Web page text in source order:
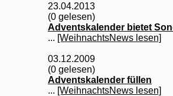
23.04.2013
(0 gelesen)
Adventskalender bietet
... [WeihnachtsNews lesen]
03.12.2009
(0 gelesen)
Adventskalender füllen
... [WeihnachtsNews lesen]